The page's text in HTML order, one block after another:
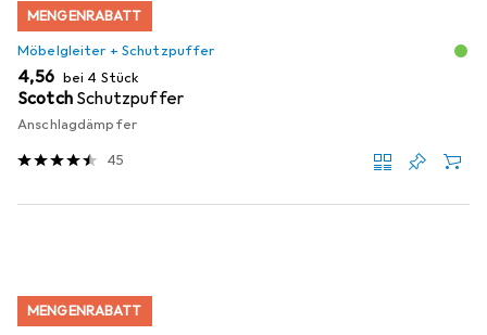
MENGENRABATT
Möbelgleiter + Schutzpuffer
EUR
4,56 bei 4 Stück
Scotch Schutzpuffer
Anschlagdämpfer
45
MENGENRABATT